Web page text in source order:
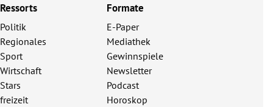
Ressorts
Politik
Regionales
Sport
Wirtschaft
Stars
freizeit
Formate
E-Paper
Mediathek
Gewinnspiele
Newsletter
Podcast
Horoskop